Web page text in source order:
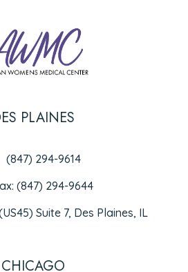
PLAINES
(847) 294-9614
(847) 294-9644
Suite 7, Des Plaines, IL
CHICAGO